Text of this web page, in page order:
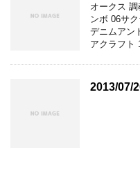
オークス
ンボ 06サ
デニムアン
アクラフト
2013/07/